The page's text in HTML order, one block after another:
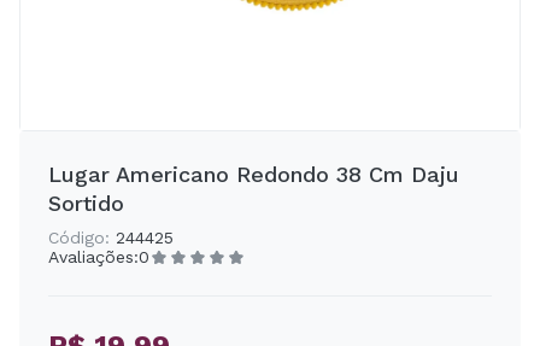
Lugar Americano Redondo 38 Cm Daju
Sortido
Código: 244425
Avaliações:0